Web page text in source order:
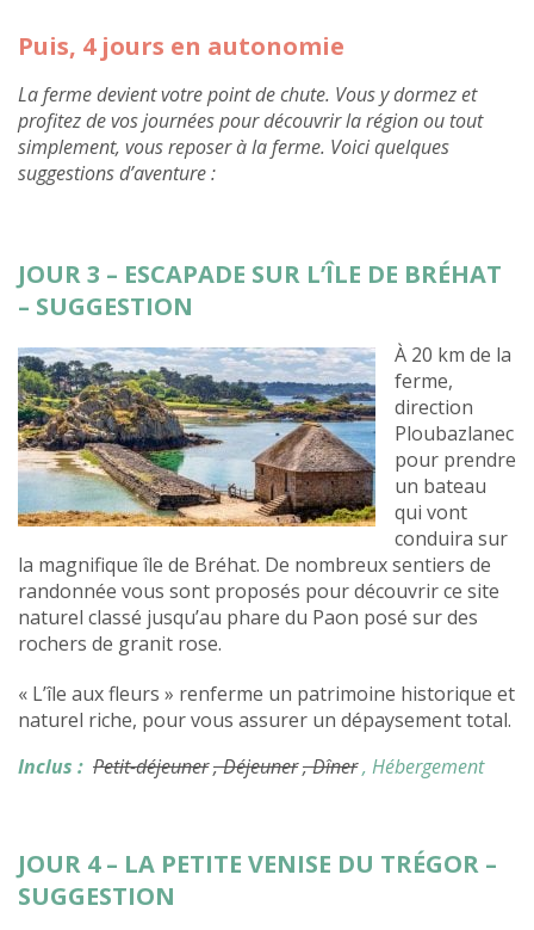
Puis, 4 jours en autonomie
La ferme devient votre point de chute. Vous y dormez et
profitez de vos journées pour découvrir la région ou tout
simplement, vous reposer à la ferme. Voici quelques
suggestions d’aventure :
JOUR 3 – ESCAPADE SUR L’ÎLE DE BRÉHAT
– SUGGESTION
À 20 km de la
ferme,
direction
Ploubazlanec
pour prendre
un bateau
qui vont
conduira sur
la magnifique île de Bréhat. De nombreux sentiers de
randonnée vous sont proposés pour découvrir ce site
naturel classé jusqu’au phare du Paon posé sur des
rochers de granit rose.
« L’île aux fleurs » renferme un patrimoine historique et
naturel riche, pour vous assurer un dépaysement total.
Inclus : Petit-déjeuner, Déjeuner, Dîner, Hébergement
JOUR 4 – LA PETITE VENISE DU TRÉGOR –
SUGGESTION